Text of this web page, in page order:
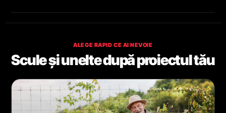
ALEGE RAPID CE AI NEVOIE
Scule și unelte după proiectul tău